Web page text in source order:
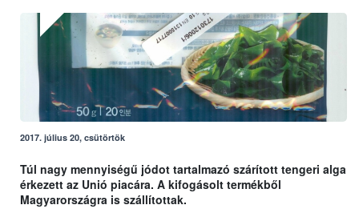
2017. július 20, csütörtök
Túl nagy mennyiségű jódot tartalmazó szárított tengeri alga
érkezett az Unió piacára. A kifogásolt termékből
Magyarországra is szállítottak.